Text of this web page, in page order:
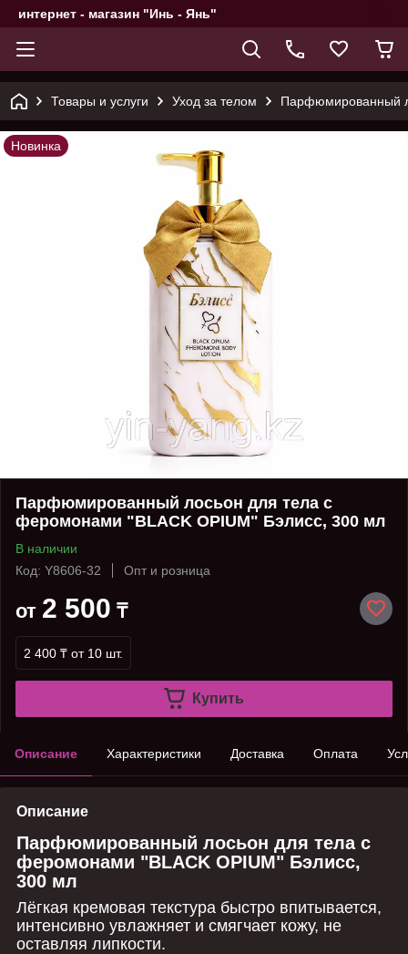
интернет - магазин "Инь - Янь"
Товары и услуги Уход за телом Парфюмированный
Новинка
Парфюмированный лосьон для тела с
феромонами "BLACK OPIUM" Бэлисс, 300 мл
В наличии
Код: Y8606-32
Опт и розница
от 2 500 ₸
2 400 ₸ от 10 шт.
Купить
Описание Характеристики Доставка Оплата
Описание
Парфюмированный лосьон для тела с
феромонами "BLACK OPIUM" Бэлисс,
300 мл
Лёгкая кремовая текстура быстро впитывается,
интенсивно увлажняет и смягчает кожу, не
оставляя липкости.